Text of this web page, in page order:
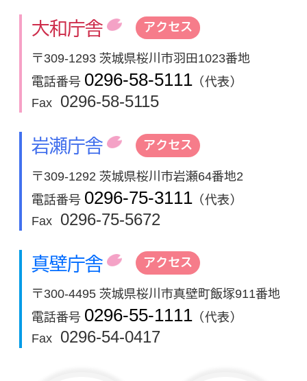
大和庁舎 アクセス
〒309-1293 茨城県桜川市羽田1023番地
電話番号 0296-58-5111 （代表）
Fax
0296-58-5115
岩瀬庁舎 アクセス
〒309-1292 茨城県桜川市岩瀬64番地2
電話番号 0296-75-3111 （代表）
Fax
0296-75-5672
真壁庁舎 アクセス
〒300-4495 茨城県桜川市真壁町飯塚911番地
電話番号 0296-55-1111 （代表）
Fax
0296-54-0417